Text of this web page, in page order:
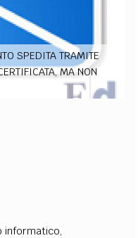
SPEDITA TRAMITE
MA NON
informatico,